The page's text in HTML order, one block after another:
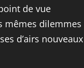
de vue
mêmes dilemmes
d’airs nouveaux